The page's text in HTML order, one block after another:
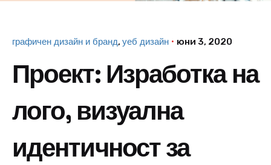
графичен дизайн и бранд уеб дизайн юни 3, 2020
Проект: Изработка на
лого, визуална
идентичност за